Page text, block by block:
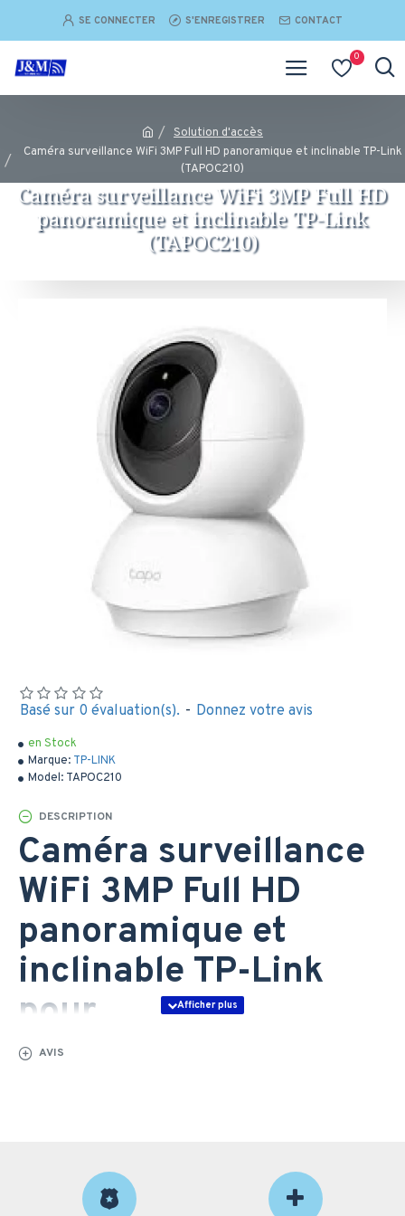
SE CONNECTER S'ENREGISTRER CONTACT
0
Solution d'accès
Caméra surveillance WiFi 3MP Full HD panoramique et inclinable TP-Link
(TAPOC210)
Caméra surveillance WiFi 3MP Full HD
panoramique et inclinable TP-Link
(TAPOC210)
en Stock
Marque: TP-LINK
Model: TAPOC210
Basé sur 0 évaluation(s). - Donnez votre avis
DESCRIPTION
Caméra surveillance
WiFi 3MP Full HD
panoramique et
inclinable TP-Link
pour
vidéosurveillance
panoramique et inclinable TP-Link. Idéale pour la
vidéosurveillance indoor, cette solution garantit une
AVIS